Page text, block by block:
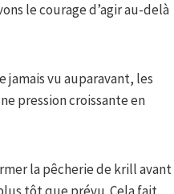
le courage d’agir au-delà
jamais vu auparavant, les
pression croissante en
la pêcherie de krill avant